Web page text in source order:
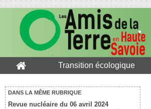
Transition écologique
DANS LA MÊME RUBRIQUE
Revue nucléaire du 06 avril 2024